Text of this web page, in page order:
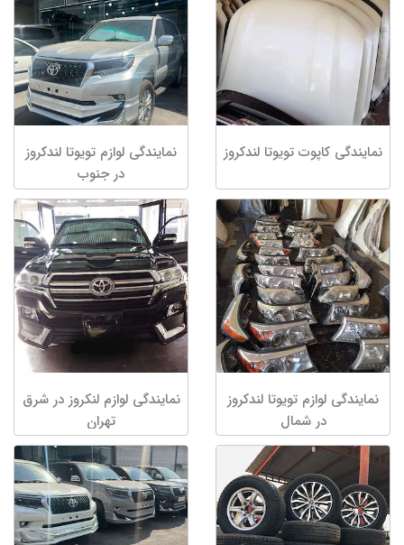
نمایندگی کاپوت تویوتا لندکروز
نمایندگی لوازم تویوتا لندکروز
در جنوب
نمایندگی لوازم تویوتا لندکروز
در شمال
نمایندگی لوازم لنکروز در شرق
تهران